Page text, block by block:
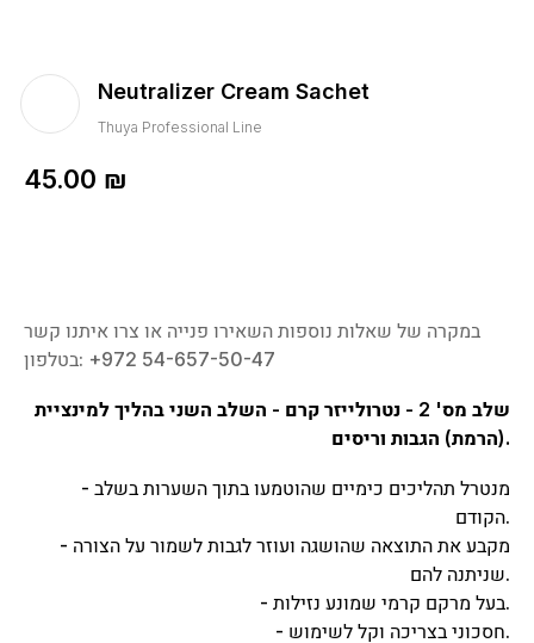
Neutralizer Cream Sachet
Thuya Professional Line
45.00 ₪
במקרה של שאלות נוספות השאירו פנייה או צרו איתנו קשר
בטלפון: ‎+972 54-657-50-47
שלב מס' 2 - נטרולייזר קרם - השלב השני בהליך למינציית
(הרמת) הגבות וריסים.
- מנטרל תהליכים כימיים שהוטמעו בתוך השערות בשלב
הקודם.
- מקבע את התוצאה שהושגה ועוזר לגבות לשמור על הצורה
שניתנה להם.
- בעל מרקם קרמי שמונע נזילות.
- חסכוני בצריכה וקל לשימוש.